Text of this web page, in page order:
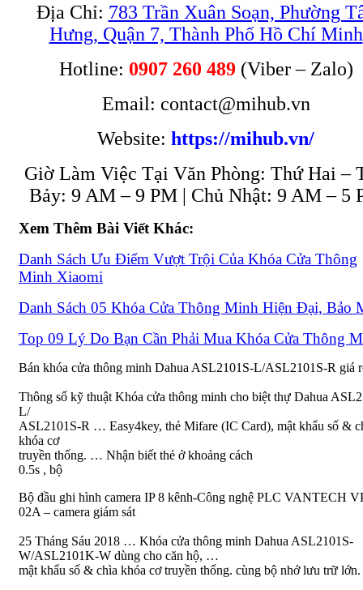
Địa Chỉ: 783 Trần Xuân Soạn, Phường
Hưng, Quận 7, Thành Phố Hồ Chí Minh
Hotline: 0907 260 489(Viber – Zalo)
Email: contact@mihub.vn
Website: https://mihub.vn/
Giờ Làm Việc Tại Văn Phòng: Thứ Hai –
Bảy: 9 AM – 9 PM | Chủ Nhật: 9 AM – 5
Xem Thêm Bài Viết Khác:
Danh Sách Ưu Điểm Vượt Trội Của Khóa Cửa Thông
Minh Xiaomi
Danh Sách 05 Khóa Cửa Thông Minh Hiện Đại, Bảo
Top 09 Lý Do Bạn Cần Phải Mua Khóa Cửa Thông
Bán khóa cửa thông minh Dahua ASL2101S-L/ASL2101S-R giá
Thông số kỹ thuật Khóa cửa thông minh cho biệt thự Dahua
L/
ASL2101S-R … Easy4key, thẻ Mifare (IC Card), mật khẩu số &
khóa cơ
truyền thống. … Nhận biết thẻ ở khoảng cách
0.5s , bộ
Bộ đầu ghi hình camera IP 8 kênh-Công nghệ PLC VANTECH
02A – camera giám sát
25 Tháng Sáu 2018 … Khóa cửa thông minh Dahua ASL2101S-
W/ASL2101K-W dùng cho căn hộ, …
mật khẩu số & chìa khóa cơ truyền thống. cùng bộ nhớ lưu trữ lớn.